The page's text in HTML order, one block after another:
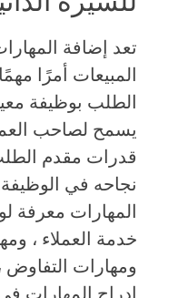
تعد إضافة
المبيعات أمرًا
الطلب بوظيفة
يسمح لصاحب
قدرات مقدم
نجاحه في
المهارات معرفة
خدمة العملاء ،
ومهارات التفاوض
إدراج المهارات